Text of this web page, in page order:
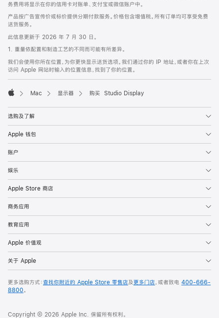
务费用将显示在你的信用卡对账单、支付宝或微信账户中。
产品按广告宣传价或标价提供分期付款服务。价格包含增值税。所有订单均可享受免费
送货服务。
此信息更新于 2026 年 7 月 30 日。
1. 重量依配置和制造工艺的不同而可能有所差异。
我们会使用你所在位置，为你更快显示送货选项。我们通过你的 IP 地址，或者你在上次
访问 Apple 网站时输入的位置信息，找到了你的位置。
Mac 显示器 购买 Studio Display
选购及了解
Apple 钱包
账户
娱乐
Apple Store 商店
商务应用
教育应用
Apple 价值观
关于 Apple
更多选购方式：查找你附近的 Apple Store 零售店及更多门店，或者致电 400-666-
8800。
Copyright © 2026 Apple Inc. 保留所有权利。